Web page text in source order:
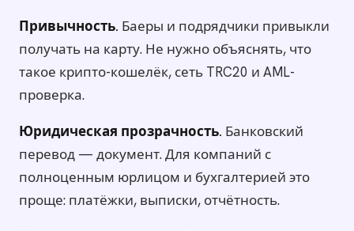
Привычность. Баеры и подрядчики привыкли
получать на карту. Не нужно объяснять, что
такое крипто-кошелёк, сеть TRC20 и AML-
проверка.
Юридическая прозрачность. Банковский
перевод — документ. Для компаний с
полноценным юрлицом и бухгалтерией это
проще: платёжки, выписки, отчётность.